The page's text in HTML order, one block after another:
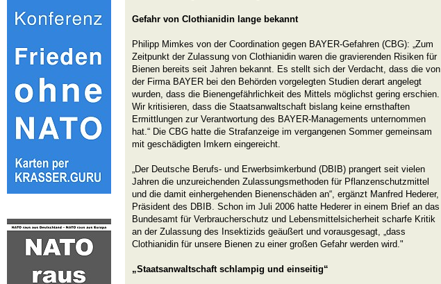
Gefahr von Clothianidin lange bekannt
Philipp Mimkes von der Coordination gegen BAYER-Gefahren (CBG): „Zum
Zeitpunkt der Zulassung von Clothianidin waren die gravierenden Risiken für
Bienen bereits seit Jahren bekannt. Es stellt sich der Verdacht, dass die von
der Firma BAYER bei den Behörden vorgelegten Studien derart angelegt
wurden, dass die Bienengefährlichkeit des Mittels möglichst gering erschien.
Wir kritisieren, dass die Staatsanwaltschaft bislang keine ernsthaften
Ermittlungen zur Verantwortung des BAYER-Managements unternommen
hat.“ Die CBG hatte die Strafanzeige im vergangenen Sommer gemeinsam
mit geschädigten Imkern eingereicht.
„Der Deutsche Berufs- und Erwerbsimkerbund (DBIB) prangert seit vielen
Jahren die unzureichenden Zulassungsmethoden für Pflanzenschutzmittel
und die damit einhergehenden Bienenschäden an“, ergänzt Manfred Hederer,
Präsident des DBIB. Schon im Juli 2006 hatte Hederer in einem Brief an das
Bundesamt für Verbraucherschutz und Lebensmittelsicherheit scharfe Kritik
an der Zulassung des Insektizids geäußert und vorausgesagt, „dass
Clothianidin für unsere Bienen zu einer großen Gefahr werden wird."
„Staatsanwaltschaft schlampig und einseitig“